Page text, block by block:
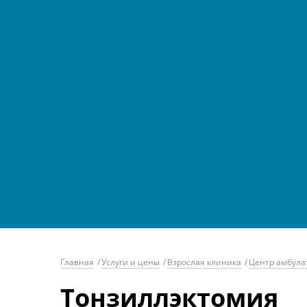
Главная /Услуги и цены /Взрослая клиника /Центр
Тонзиллэктомия